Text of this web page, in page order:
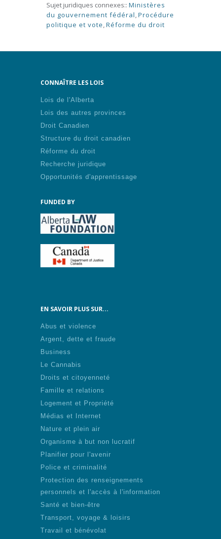
Sujet juridiques connexes:: Ministères
du gouvernement fédéral,Procédure
politique et vote,Réforme du droit
CONNAÎTRE LES LOIS
Lois de l'Alberta
Lois des autres provinces
Droit Canadien
Structure du droit canadien
Réforme du droit
Recherche juridique
Opportunités d'apprentissage
FUNDED BY
EN SAVOIR PLUS SUR...
Abus et violence
Argent, dette et fraude
Business
Le Cannabis
Droits et citoyenneté
Famille et relations
Logement et Propriété
Médias et Internet
Nature et plein air
Organisme à but non lucratif
Planifier pour l'avenir
Police et criminalité
Protection des renseignements
personnels et l'accès à l'information
Santé et bien-être
Transport, voyage & loisirs
Travail et bénévolat